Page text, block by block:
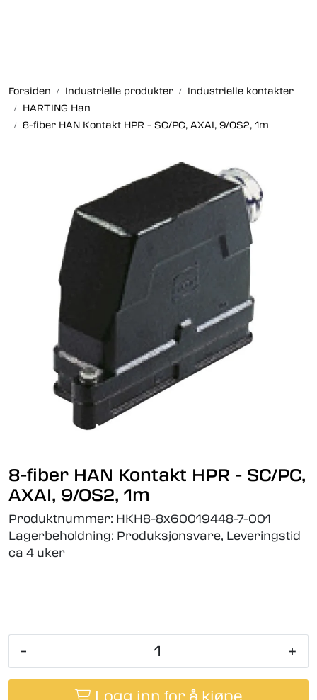
Forsiden Industrielle produkter
Industrielle kontakter
HARTING Han
8-fiber HAN Kontakt HPR - SC/PC, AXAI, 9/OS2, 1m
8-fiber HAN Kontakt HPR - SC/PC,
AXAI, 9/OS2, 1m
Produktnummer: HKH8-8x60019448-7-001
Lagerbeholdning: Produksjonsvare, Leveringstid
ca 4 uker
- +
Logg inn for å kjøpe
Strukturert kabling
Kunnskapssenter